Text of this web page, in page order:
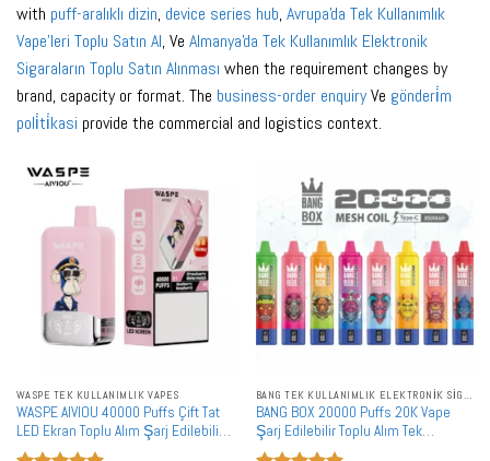
with puff-aralıklı dizin, device series hub, Avrupa'da Tek Kullanımlık
Vape'leri Toplu Satın Al, Ve Almanya'da Tek Kullanımlık Elektronik
Sigaraların Toplu Satın Alınması when the requirement changes by
brand, capacity or format. The business-order enquiryVe gönderi̇m
poli̇ti̇kasi provide the commercial and logistics context.
WASPE TEK KULLANIMLIK VAPES
WASPE AIVIOU 40000 Puffs Çift Tat
LED Ekran Toplu Alım Şarj Edilebilir
Tek Kullanımlık Vape Toptan Satış
BANG TEK KULLANIMLIK ELEKTRONIK SIGARALAR
BANG BOX 20000 Puffs 20K Vape
Şarj Edilebilir Toplu Alım Tek
Kullanımlık Vape Toptan Satış